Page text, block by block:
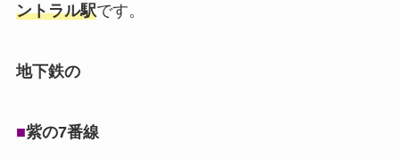
ントラル駅です。
地下鉄の
■紫の7番線